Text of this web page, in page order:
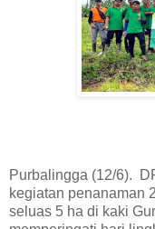
Purbalingga (12/6).
kegiatan penanaman
seluas 5 ha di kaki